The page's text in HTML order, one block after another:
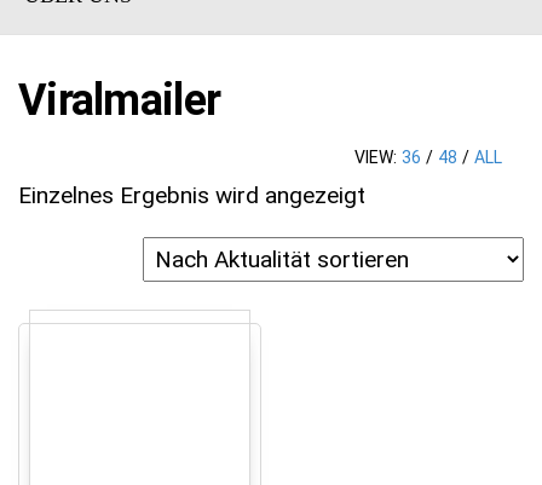
Viralmailer
VIEW: 36 / 48 / ALL
Einzelnes Ergebnis wird angezeigt